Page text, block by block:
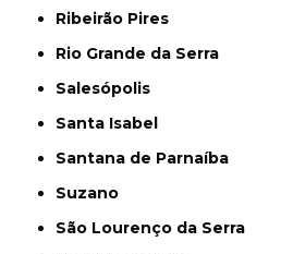
Ribeirão Pires
Rio Grande da Serra
Salesópolis
Santa Isabel
Santana de Parnaíba
Suzano
São Lourenço da Serra